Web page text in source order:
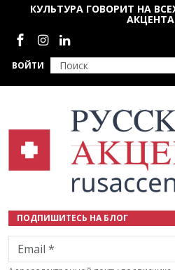
Перейти к основному содержанию
ВОЙТИ
КУЛЬТУРА ГОВОРИТ НА
Социальные сети
ПОДПИШИТЕСЬ НА БЛОГ
Email